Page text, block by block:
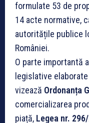
formulate 53 de
14 acte normative,
autoritățile publice
României.
O parte importantă
legislative
vizează Ordonanța
comercializarea
piață, Legea nr.